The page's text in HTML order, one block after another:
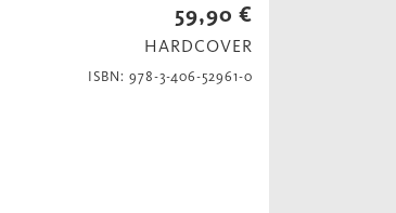
59,90 €
HARDCOVER
ISBN: 978-3-406-52961-0